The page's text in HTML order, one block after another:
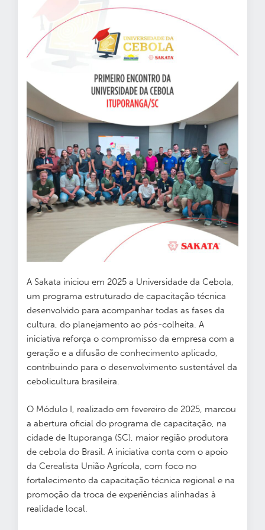
A Sakata iniciou em 2025 a Universidade da Cebola,
um programa estruturado de capacitação técnica
desenvolvido para acompanhar todas as fases da
cultura, do planejamento ao pós-colheita. A
iniciativa reforça o compromisso da empresa com a
geração e a difusão de conhecimento aplicado,
contribuindo para o desenvolvimento sustentável da
cebolicultura brasileira.
O Módulo I, realizado em fevereiro de 2025, marcou
a abertura oficial do programa de capacitação, na
cidade de Ituporanga (SC), maior região produtora
de cebola do Brasil. A iniciativa conta com o apoio
da Cerealista União Agrícola, com foco no
fortalecimento da capacitação técnica regional e na
promoção da troca de experiências alinhadas à
realidade local.